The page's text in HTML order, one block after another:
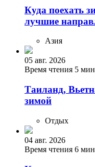
Куда поехать
лучшие
Азия
05 авг. 2026
Время чтения 5
Таиланд,
зимой
Отдых
04 авг. 2026
Время чтения 6